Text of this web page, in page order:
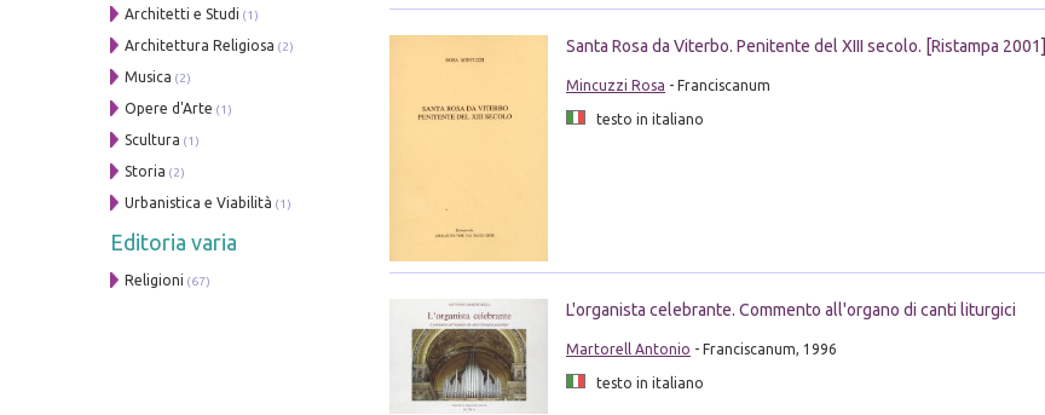
Architetti e Studi (1)
Architettura Religiosa (2)
Musica (2)
Opere d'Arte (1)
Scultura (1)
Storia (2)
Urbanistica e Viabilità (1)
Editoria varia
Religioni (67)
Santa Rosa da Viterbo. Penitente del XIII secolo. [Ristampa 2001]
Mincuzzi Rosa - Franciscanum
testo in italiano
L'organista celebrante. Commento all'organo di canti liturgici
Martorell Antonio - Franciscanum, 1996
testo in italiano